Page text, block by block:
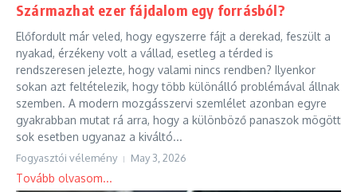
Származhat ezer fájdalom egy forrásból?
Előfordult már veled, hogy egyszerre fájt a derekad, feszült a
nyakad, érzékeny volt a vállad, esetleg a térded is
rendszeresen jelezte, hogy valami nincs rendben? Ilyenkor
sokan azt feltételezik, hogy több különálló problémával állnak
szemben. A modern mozgásszervi szemlélet azonban egyre
gyakrabban mutat rá arra, hogy a különböző panaszok mögött
sok esetben ugyanaz a kiváltó...
Fogyasztói vélemény May 3, 2026
Tovább olvasom...